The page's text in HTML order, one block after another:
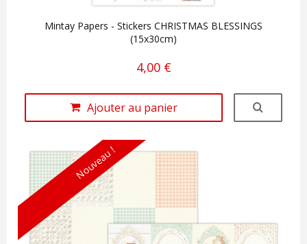
Mintay Papers - Stickers CHRISTMAS BLESSINGS
(15x30cm)
4,00 €
Ajouter au panier
Nouveau !